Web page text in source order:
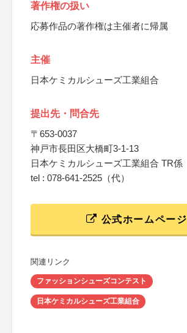
著作権の扱い
応募作品の著作権は主催者に帰属
主催
日本ケミカルシューズ工業組合
提出先・問合先
〒653-0037
神戸市長田区大橋町3-1-13
日本ケミカルシューズ工業組合 TR係
tel : 078-641-2525（代）
公式ホームページ
関連リンク
ファッションシューズコンテスト
日本ケミカルシューズ工業組合